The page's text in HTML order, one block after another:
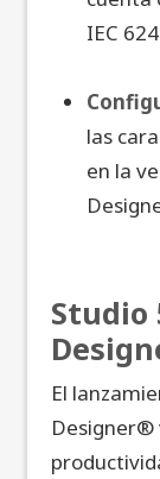
IEC
las
en la
Studio
El
Designer®